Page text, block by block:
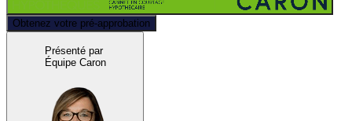
Obtenez votre pré-approbation
Présenté par
Équipe Caron